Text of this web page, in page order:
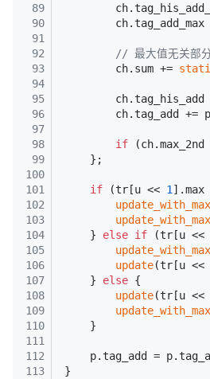
89
90
91
92
93
94
95
96
97
98
99
100
101
102
103
104
105
106
107
108
109
110
111
112
113
ch.tag_add_max
// 最大值无关部
        ch.sum +=
ch.tag_his_add
ch.tag_add +=
if
    };
if (tr[u << 1
update_with_max
update_with_max
    }
else if (tr[u <<
update_with_max
update(tr[u <<
    }
else {
update(tr[u <<
update_with_max
    }
p.tag_add =
}